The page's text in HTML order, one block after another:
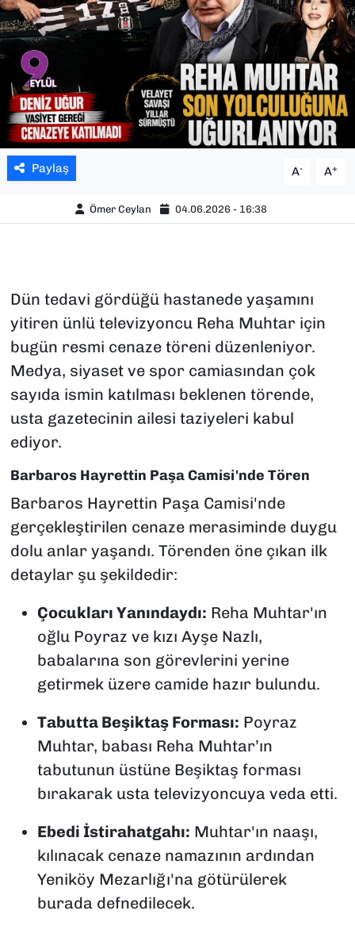
Paylaş A- A+
Ömer Ceylan 04.06.2026 - 16:38
Dün tedavi gördüğü hastanede yaşamını
yitiren ünlü televizyoncu Reha Muhtar için
bugün resmi cenaze töreni düzenleniyor.
Medya, siyaset ve spor camiasından çok
sayıda ismin katılması beklenen törende,
usta gazetecinin ailesi taziyeleri kabul
ediyor.
Barbaros Hayrettin Paşa Camisi'nde Tören
Barbaros Hayrettin Paşa Camisi'nde
gerçekleştirilen cenaze merasiminde duygu
dolu anlar yaşandı. Törenden öne çıkan ilk
detaylar şu şekildedir:
Çocukları Yanındaydı: Reha Muhtar'ın
oğlu Poyraz ve kızı Ayşe Nazlı,
babalarına son görevlerini yerine
getirmek üzere camide hazır bulundu.
Tabutta Beşiktaş Forması: Poyraz
Muhtar, babası Reha Muhtar’ın
tabutunun üstüne Beşiktaş forması
bırakarak usta televizyoncuya veda etti.
Ebedi İstirahatgahı: Muhtar'ın naaşı,
kılınacak cenaze namazının ardından
Yeniköy Mezarlığı'na götürülerek
burada defnedilecek.
YEREL YÖNETİMLER